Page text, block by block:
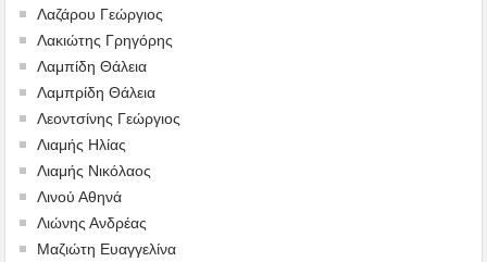
Λαζάρου Γεώργιος
Λακιώτης Γρηγόρης
Λαμπίδη Θάλεια
Λαμπρίδη Θάλεια
Λεοντσίνης Γεώργιος
Λιαμής Ηλίας
Λιαμής Νικόλαος
Λινού Αθηνά
Λιώνης Ανδρέας
Μαζιώτη Ευαγγελίνα